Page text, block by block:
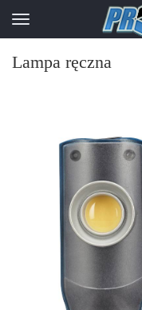
Lampa ręczna